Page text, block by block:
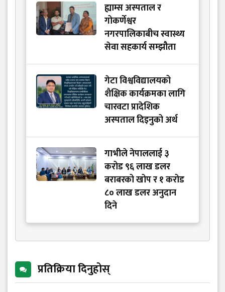
ह्याम्स अस्पताल र
गोकर्णेश्वर
नगरपालिकाबीच स्वास्थ्य
सेवा सहकार्य सम्झौता
गेटा विश्वविद्यालयको
शैक्षिक कार्यक्रमका लागि
चारवटा प्रादेशिक
अस्पताल दिइनुको अर्थ
गाभीले नेपाललाई ३
करोड ९६ लाख डलर
बराबरको खोप र १ करोड
८० लाख डलर अनुदान
दिने
प्रतिक्रिया दिनुहोस्